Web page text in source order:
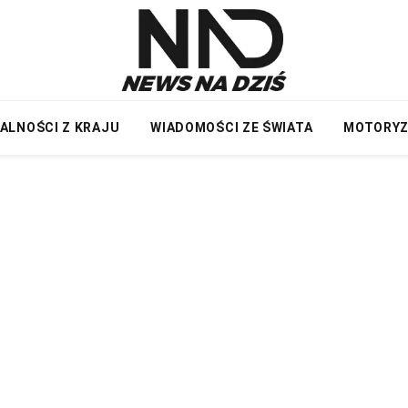
Z KRAJU WIADOMOŚCI ZE ŚWIATA